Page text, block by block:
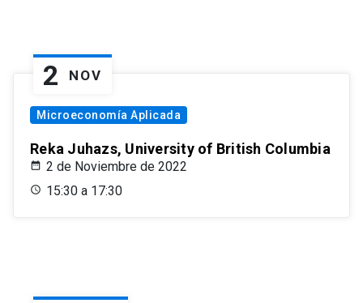
2 NOV
Microeconomía Aplicada
Reka Juhazs, University of British Columbia
2 de Noviembre de 2022
15:30 a 17:30